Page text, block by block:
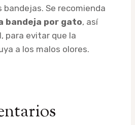
bandejas. Se recomienda
bandeja por gato, así
para evitar que la
a los malos olores.